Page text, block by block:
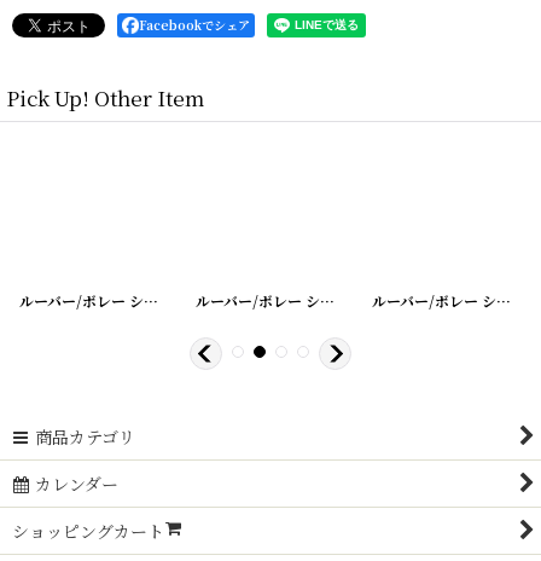
Facebookでシェア
Pick Up! Other Item
[20200401-26 ]
ルーバー/ボレー シャッター シングル [20200401-36 ]
ルーバー/ボレー シャッター シングル [20200401-
ルーバー/ボレー シャッター シングル
商品カテゴリ
カレンダー
ショッピングカート